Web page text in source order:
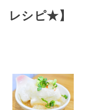
レシピ★】